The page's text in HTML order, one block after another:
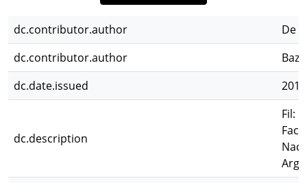
dc.contributor.author
De
dc.contributor.author
dc.date.issued
2015
dc.description
Fil: